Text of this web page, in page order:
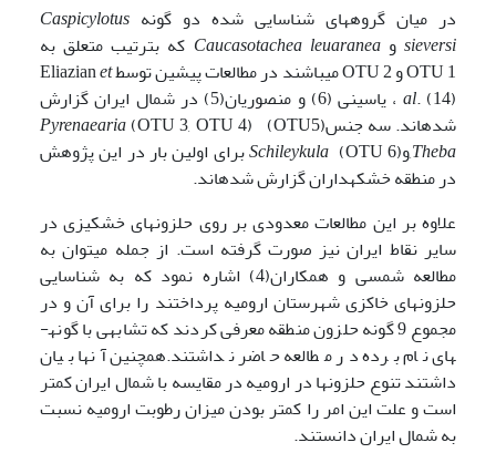
در میان گروه­های شناسایی شده دو گونه Caspicylotus
sieversiو Caucasotachea leuaranea
که بترتیب متعلق به
OTU 1 و OTU 2‌ می­باشند در مطالعات پیشین توسط Eliazian
et
al
. (14) ، یاسینی (6) و منصوریان(5) در شمال ایران گزارش
شده­اند. سه جنس(OTU5)
Pyrenaearia(OTU 3, OTU 4)
,Thebaو(OTU 6) Schileykulaبرای اولین بار در این پژوهش
در منطقه خشکه­داران گزارش شده­اند.
علاوه بر این مطالعات معدودی بر روی حلزون­های خشکی­زی در
سایر نقاط ایران نیز صورت گرفته است. از جمله می­توان به
مطالعه شمسی و همکاران(4) اشاره نمود که به شناسایی
حلزون­های خاکزی شهرستان ارومیه پرداختند را برای آن و در
مجموع 9 گونه حلزون منطقه معرفی کردند که تشابهی با گونه­
های نام برده در مطالعه حاضر نداشتند.همچنین آن­ها بیان
داشتند تنوع حلزون­ها در ارومیه در مقایسه با شمال ایران کمتر
است و علت این امر را کمتر بودن میزان رطوبت ارومیه نسبت
به شمال ایران دانستند.